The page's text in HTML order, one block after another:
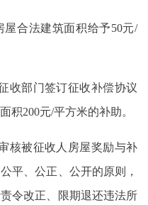
屋合法建筑面积给予50元/
收部门签订征收补偿协议
积200元/平方米的补助。
核被征收人房屋奖励与补
平、公正、公开的原则，
令改正、限期退还违法所